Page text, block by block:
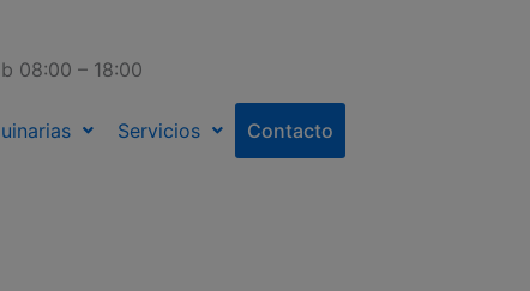
08:00 – 18:00
Servicios Contacto